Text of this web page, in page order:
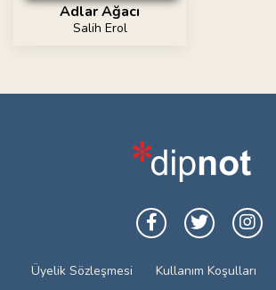
Adlar Ağacı
Salih Erol
Üyelik Sözleşmesi Kullanım Koşulları